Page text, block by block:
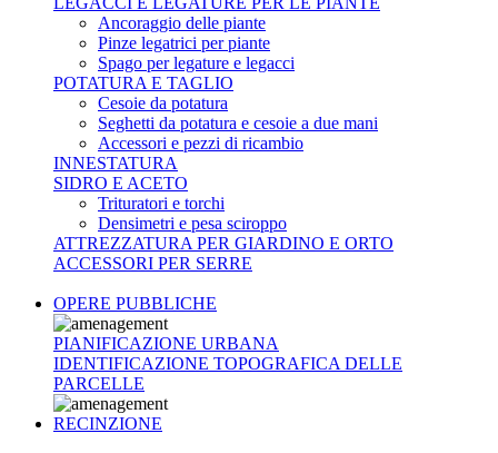
Ancoraggio delle piante
Pinze legatrici per piante
Spago per legature e legacci
POTATURA E TAGLIO
Cesoie da potatura
Seghetti da potatura e cesoie a due mani
Accessori e pezzi di ricambio
INNESTATURA
SIDRO E ACETO
Trituratori e torchi
Densimetri e pesa sciroppo
ATTREZZATURA PER GIARDINO E ORTO
ACCESSORI PER SERRE
OPERE PUBBLICHE
PIANIFICAZIONE URBANA
IDENTIFICAZIONE TOPOGRAFICA DELLE
PARCELLE
RECINZIONE